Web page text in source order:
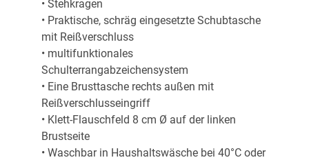
• Stehkragen
• Praktische, schräg eingesetzte Schubtasche
mit Reißverschluss
• multifunktionales
Schulterrangabzeichensystem
• Eine Brusttasche rechts außen mit
Reißverschlusseingriff
• Klett-Flauschfeld 8 cm Ø auf der linken
Brustseite
• Waschbar in Haushaltswäsche bei 40°C oder